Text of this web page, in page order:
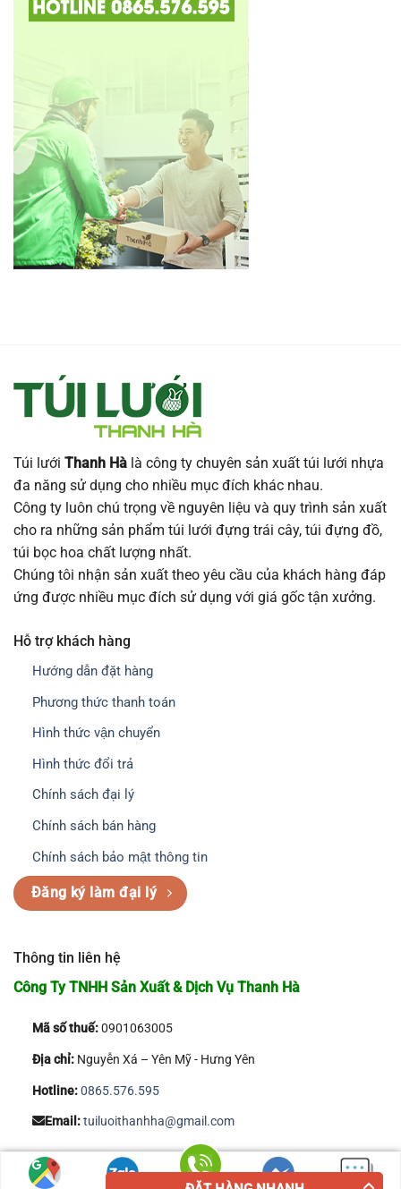
Túi lưới Thanh Hà là công ty chuyên sản xuất túi lưới nhựa
đa năng sử dụng cho nhiều mục đích khác nhau.
Công ty luôn chú trọng về nguyên liệu và quy trình sản xuất
cho ra những sản phẩm túi lưới đựng trái cây, túi đựng đồ,
túi bọc hoa chất lượng nhất.
Chúng tôi nhận sản xuất theo yêu cầu của khách hàng đáp
ứng được nhiều mục đích sử dụng với giá gốc tận xưởng.
Hỗ trợ khách hàng
Hướng dẫn đặt hàng
Phương thức thanh toán
Hình thức vận chuyển
Hình thức đổi trả
Chính sách đại lý
Chính sách bán hàng
Chính sách bảo mật thông tin
Đăng ký làm đại lý
Thông tin liên hệ
Công Ty TNHH Sản Xuất & Dịch Vụ Thanh Hà
Mã số thuế:0901063005
Địa chỉ:Nguyễn Xá – Yên Mỹ - Hưng Yên
Hotline:0865.576.595
Email:tuiluoithanhha@gmail.com
Copyright 2026 © Công Ty TNHH Sản Xuất & Dịch Vụ Thanh Hà